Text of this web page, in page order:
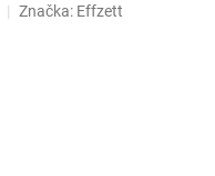
Značka: Effzett